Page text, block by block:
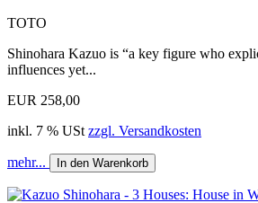
TOTO
Shinohara Kazuo is “a key figure who
influences yet...
EUR 258,00
inkl. 7 % USt zzgl. Versandkosten
mehr... In den Warenkorb